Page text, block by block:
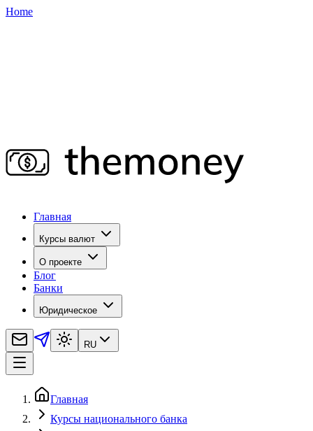
Home
Главная
Курсы валют
О проекте
Блог
Банки
Юридическое
RU
Главная
Курсы национального банка